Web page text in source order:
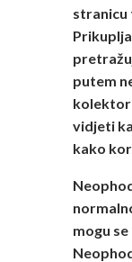
stranicu
putem
vidjeti
kako
mogu